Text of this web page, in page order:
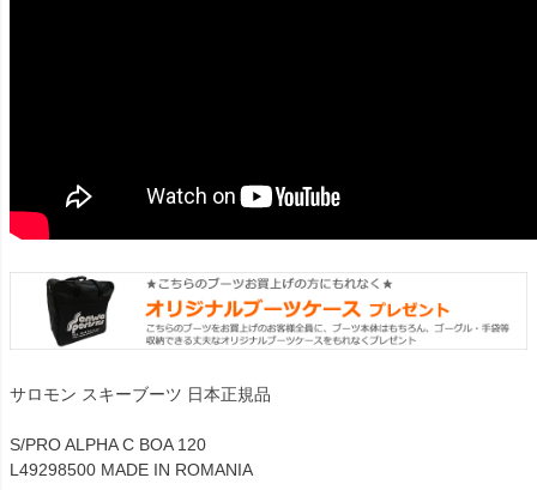
サロモン スキーブーツ 日本正規品
S/PRO ALPHA C BOA 120
L49298500 MADE IN ROMANIA